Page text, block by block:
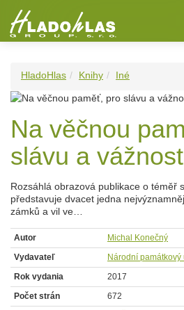
HladoHlas Knihy Iné
Na věčnou
slávu a vážnost
Rozsáhlá obrazová publikace o téměř
představuje dvacet jedna
zámků a vil ve…
Autor
Michal Konečný
Vydavateľ
Národní památkový
Rok vydania
2017
Počet strán
672